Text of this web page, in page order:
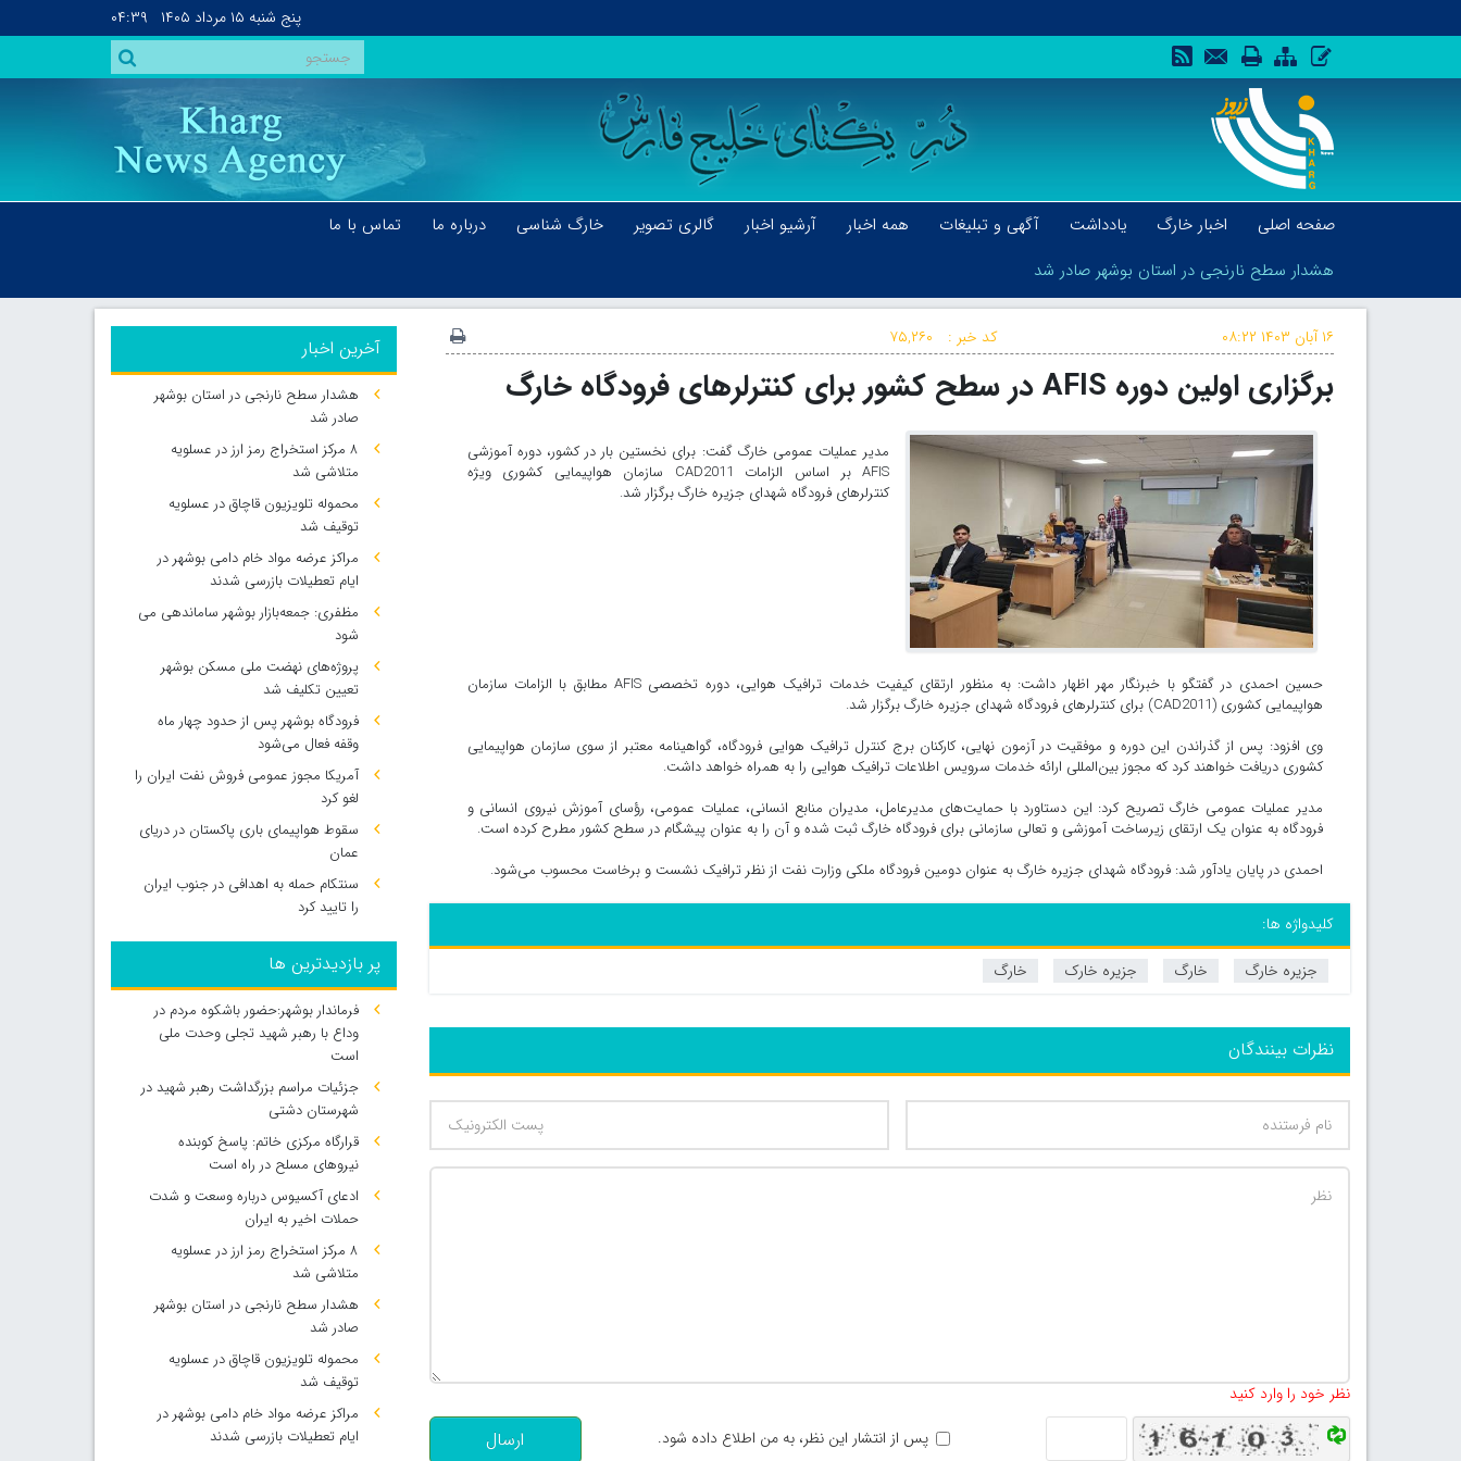
پنج شنبه ۱۵ مرداد ۱۴۰۵ ۰۴:۳۹
صفحه اصلی اخبار خارگ یادداشت آگهی و تبلیغات همه اخبار آرشیو اخبار گالری تصویر خارگ شناسی درباره ما
تماس با ما
هشدار سطح نارنجی در استان بوشهر صادر شد
هشدار سطح نارنجی در استان بوشهر صادر شد
کد خبر : ۷۵,۲۶۰ ۱۶ آبان ۱۴۰۳ ۰۸:۲۲
برگزاری اولین دوره AFIS در سطح کشور برای کنترلرهای فرودگاه خارگ
مدیر عملیات عمومی خارگ گفت: برای نخستین بار در کشور، دوره آموزشی
AFIS بر اساس الزامات CAD2011 سازمان هواپیمایی کشوری ویژه
کنترلرهای فرودگاه شهدای جزیره خارگ برگزار شد.
حسین احمدی در گفتگو با خبرنگار مهر اظهار داشت: به منظور ارتقای کیفیت خدمات ترافیک هوایی، دوره تخصصی AFIS مطابق با الزامات سازمان
هواپیمایی کشوری (CAD2011) برای کنترلرهای فرودگاه شهدای جزیره خارگ برگزار شد.
وی افزود: پس از گذراندن این دوره و موفقیت در آزمون نهایی، کارکنان برج کنترل ترافیک هوایی فرودگاه، گواهینامه معتبر از سوی سازمان هواپیمایی
کشوری دریافت خواهند کرد که مجوز بین‌المللی ارائه خدمات سرویس اطلاعات ترافیک هوایی را به همراه خواهد داشت.
مدیر عملیات عمومی خارگ تصریح کرد: این دستاورد با حمایت‌های مدیرعامل، مدیران منابع انسانی، عملیات عمومی، رؤسای آموزش نیروی انسانی و
فرودگاه به عنوان یک ارتقای زیرساخت آموزشی و تعالی سازمانی برای فرودگاه خارگ ثبت شده و آن را به عنوان پیشگام در سطح کشور مطرح کرده است.
احمدی در پایان یادآور شد: فرودگاه شهدای جزیره خارگ به عنوان دومین فرودگاه ملکی وزارت نفت از نظر ترافیک نشست و برخاست محسوب می‌شود.
کلیدواژه ها:
جزیره خارگ
خارگ جزیره خارک خارگ
نظرات بینندگان
نظر خود را وارد کنید
پس از انتشار این نظر، به من اطلاع داده شود.
ارسال
آخرین اخبار
هشدار سطح نارنجی در استان بوشهر
صادر شد
۸ مرکز استخراج رمز ارز در عسلویه
متلاشی شد
محموله تلویزیون قاچاق در عسلویه
توقیف شد
مراکز عرضه مواد خام دامی بوشهر در
ایام تعطیلات بازرسی شدند
مظفری: جمعه‌بازار بوشهر ساماندهی می‌
شود
پروژه‌های نهضت ملی مسکن بوشهر
تعیین تکلیف شد
فرودگاه بوشهر پس از حدود چهار ماه
وقفه فعال می‌شود
آمریکا مجوز عمومی فروش نفت ایران را
لغو کرد
سقوط هواپیمای باری پاکستان در دریای
عمان
سنتکام حمله به اهدافی در جنوب ایران
را تایید کرد
پر بازدیدترین ها
فرماندار بوشهر:حضور باشکوه مردم در
وداع با رهبر شهید تجلی وحدت ملی
است
جزئیات مراسم بزرگداشت رهبر شهید در
شهرستان دشتی
قرارگاه مرکزی خاتم: پاسخ کوبنده
نیروهای مسلح در راه است
ادعای آکسیوس درباره وسعت و شدت
حملات اخیر به ایران
۸ مرکز استخراج رمز ارز در عسلویه
متلاشی شد
هشدار سطح نارنجی در استان بوشهر
صادر شد
محموله تلویزیون قاچاق در عسلویه
توقیف شد
مراکز عرضه مواد خام دامی بوشهر در
ایام تعطیلات بازرسی شدند